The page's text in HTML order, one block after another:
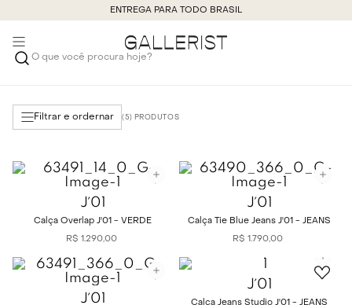
ENTREGA PARA TODO BRASIL
O que você procura hoje?
Filtrar e ordernar 5
J´01
Calça Overlap J'01 - VERDE
R$ 1.290,00
J´01
Calça Tie Blue Jeans J'01 - JEANS
R$ 1.790,00
J´01
J´01